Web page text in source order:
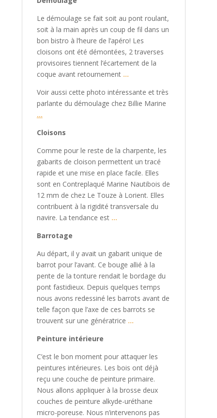
Le démoulage se fait soit au pont roulant,
soit à la main après un coup de fil dans un
bon bistro à l’heure de l’apéro! Les
cloisons ont été démontées, 2 traverses
provisoires tiennent l’écartement de la
coque avant retournement …
Voir aussi cette photo intéressante et très
parlante du démoulage chez Billie Marine
…
Cloisons
Comme pour le reste de la charpente, les
gabarits de cloison permettent un tracé
rapide et une mise en place facile. Elles
sont en Contreplaqué Marine Nautibois de
12 mm de chez Le Touze à Lorient. Elles
contribuent à la rigidité transversale du
navire. La tendance est …
Barrotage
Au départ, il y avait un gabarit unique de
barrot pour l’avant. Ce bouge allié à la
pente de la tonture rendait le bordage du
pont fastidieux. Depuis quelques temps
nous avons redessiné les barrots avant de
telle façon que l’axe de ces barrots se
trouvent sur une génératrice …
Peinture intérieure
C’est le bon moment pour attaquer les
peintures intérieures. Les bois ont déjà
reçu une couche de peinture primaire.
Nous allons appliquer à la brosse deux
couches de peinture alkyde-uréthane
micro-poreuse. Nous n’intervenons pas